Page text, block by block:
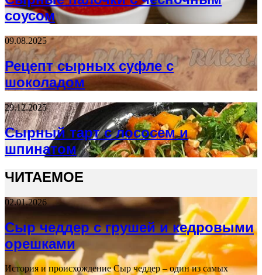
соусом
09.08.2025
Рецепт сырных суфле с
шоколадом
29.12.2025
Сырный тарт с лососем и
шпинатом
ЧИТАЕМОЕ
02.01.2026
Сыр чеддер с грушей и кедровыми
орешками
История и происхождение Сыр чеддер – один из самых